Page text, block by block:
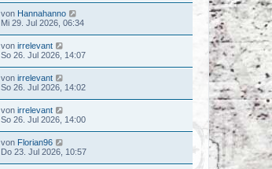
von Hannahanno
Mi 29. Jul 2026, 06:34
von irrelevant
So 26. Jul 2026, 14:07
von irrelevant
So 26. Jul 2026, 14:02
von irrelevant
So 26. Jul 2026, 14:00
von Florian96
Do 23. Jul 2026, 10:57